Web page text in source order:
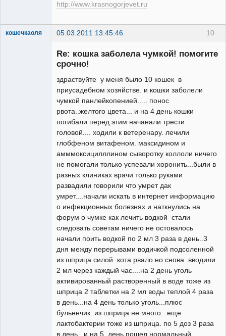
http://www.krasnogorjevet.ru
10
кошечкаоля 05.03.2011 13:45:46
Зарегистрированный
Re: кошка заболела чумкой! помогите
срочно!
здраствуйте у меня было 10 кошек в
приусадебном хозяйстве. и кошки заболели
чумкой панлейкопенией..... понос
рвота..желтого цвета... и на 4 день кошки
погибали перед этим начанали трести
головой.... ходили к ветеренару. лечили
глобфеном витафеном. максидином и
амммоксицилллином сыворотку коллоли ничего
не помогали только успевали хоронить...были в
разных клиниках врачи только руками
развадили говорили что умрет дак
умрет....начали искать в интернет информацию
о инфекционных болезнях и наткнулись на
форум о чумке как лечить водкой стали
следовать советам ничего не остовалось
начали поить водкой по 2 мл 3 раза в день..3
дня между перерывами водичкой подсоленной
из шприца силой кота рвало но снова вводили
2 мл через каждый час....на 2 день уголь
активированный растворенный в воде тоже из
шприца 2 таблетки на 2 мл воды теплой 4 раза
в день...на 4 день только уголь...плюс
бульенчик..из шприца не много...еще
лактобактерии тоже из шприца. по 5 доз 3 раза
в день...и на 5 день пошел нормальный